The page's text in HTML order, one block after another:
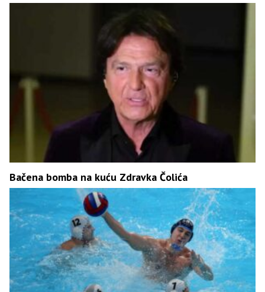
Bačena bomba na kuću Zdravka Čolića